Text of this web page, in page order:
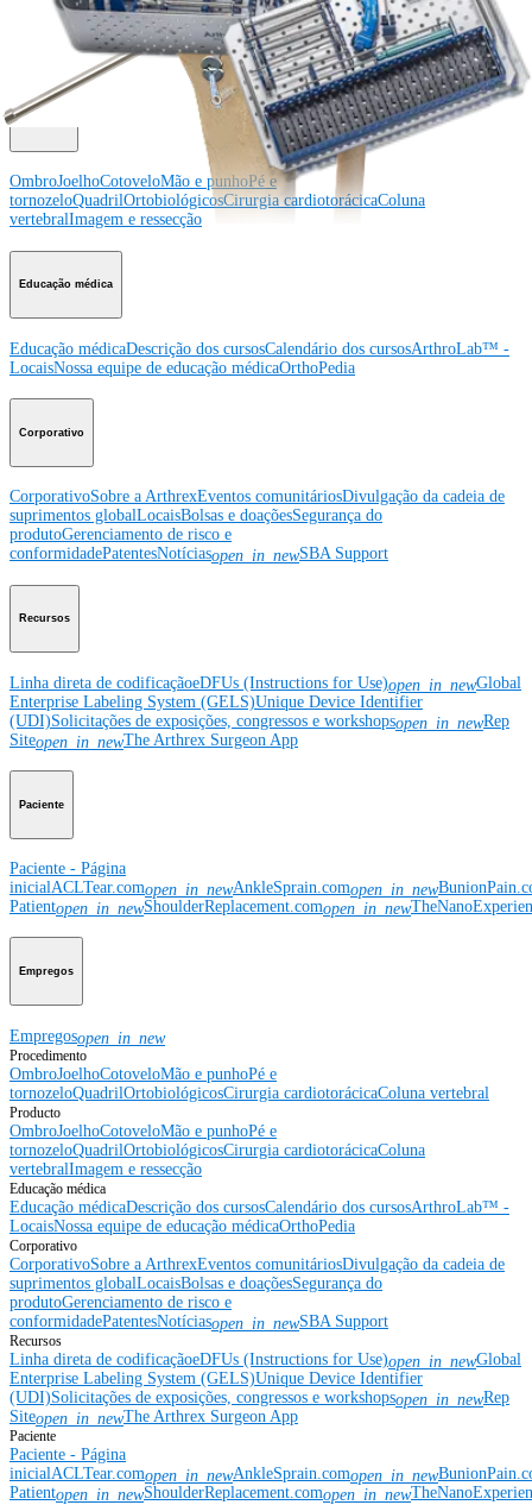
JoelhoCotoveloMão e punhoPé e
tornozeloQuadrilOrtobiológicosCirurgia cardiotorácicaColuna vertebral
Producto
OmbroJoelhoCotoveloMão e punhoPé e
tornozeloQuadrilOrtobiológicosCirurgia cardiotorácicaColuna
vertebralImagem e ressecção
Educação médica
Educação médicaDescrição dos cursosCalendário dos cursosArthroLab™ -
LocaisNossa equipe de educação médicaOrthoPedia
Corporativo
CorporativoSobre a ArthrexEventos comunitáriosDivulgação da cadeia de
suprimentos globalLocaisBolsas e doaçõesSegurança do
produtoGerenciamento de risco e
conformidadePatentesNotíciasopen_in_newSBA Support
Recursos
Linha direta de codificaçãoeDFUs (Instructions for Use)open_in_newGlobal
Enterprise Labeling System (GELS)Unique Device Identifier
(UDI)Solicitações de exposições, congressos e workshopsopen_in_newRep
Siteopen_in_newThe Arthrex Surgeon App
Paciente
Paciente - Página
inicialACLTear.comopen_in_newAnkleSprain.comopen_in_new
Patientopen_in_newShoulderReplacement.comopen_in_new
Empregos
Empregosopen_in_new
Procedimento
OmbroJoelhoCotoveloMão e punhoPé e
tornozeloQuadrilOrtobiológicosCirurgia cardiotorácicaColuna vertebral
Producto
OmbroJoelhoCotoveloMão e punhoPé e
tornozeloQuadrilOrtobiológicosCirurgia cardiotorácicaColuna
vertebralImagem e ressecção
Educação médica
Educação médicaDescrição dos cursosCalendário dos cursosArthroLab™ -
LocaisNossa equipe de educação médicaOrthoPedia
Corporativo
CorporativoSobre a ArthrexEventos comunitáriosDivulgação da cadeia de
suprimentos globalLocaisBolsas e doaçõesSegurança do
produtoGerenciamento de risco e
conformidadePatentesNotíciasopen_in_newSBA Support
Recursos
Linha direta de codificaçãoeDFUs (Instructions for Use)open_in_newGlobal
Enterprise Labeling System (GELS)Unique Device Identifier
(UDI)Solicitações de exposições, congressos e workshopsopen_in_newRep
Siteopen_in_newThe Arthrex Surgeon App
Paciente
Paciente - Página
inicialACLTear.comopen_in_newAnkleSprain.comopen_in_new
Patientopen_in_newShoulderReplacement.comopen_in_new